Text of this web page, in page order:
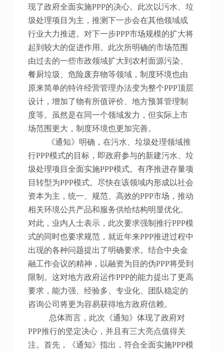
现了政府全面实施PPP的决心。此次以污水、垃
圾处理项目为主，推测下一步会在其他领域或
行业大力推进。对下一步PPP市场规模的扩大将
起到较大的促进作用。此次所明确的市场范围
由过去的一些市政领域扩大到农村面源污染、
餐厨垃圾、危险废弃物等领域，制度环境也由
原来简单的特许经营管理办法变为整个PPP顶层
设计，增加了物有所值评价、地方预算管理制
度等。虽然是在同一个领域发力，但实际上市
场范围更大，制度环境也更加完善。
《通知》明确，在污水、垃圾处理领域推
行PPP模式的目标，即政府参与的新建污水、垃
圾处理项目全面实施PPP模式。有序推进存量项
目转型为PPP模式。尽快在该领域内形成以社会
资本为主，统一、规范、高效的PPP市场，推动
相关环境公共产品和服务供给结构明显优化。
对此，业内人士表示，此次要求强制推行PPP模
式的同时也要求规范，就近年来PPP推进过程中
出现的各种问题提出了明确要求。结合中央金
融工作会议的精神，以融资为目的伪PPP将受到
限制。这对地方政府运作PPP的能力提出了更高
要求，能力强、经验多、专业化、团队稳定的
咨询公司将更为容易获得地方政府信赖。
总体而言，此次《通知》体现了政府对
PPP推行的坚定决心，并且有三大亮点值得关
注。首先，《通知》指出，符合全面实施PPP模